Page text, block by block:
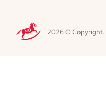
2026 © Copyright.